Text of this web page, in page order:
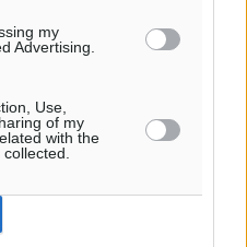
my
Advertising.
Use,
of my
with the
έως τώρα η χρονιά,